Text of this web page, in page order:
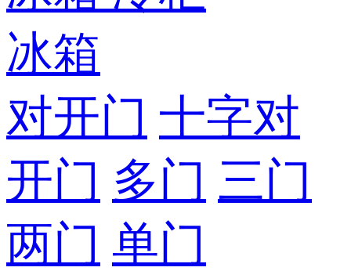
冰箱
对开门 十字对
开门 多门 三门
两门 单门